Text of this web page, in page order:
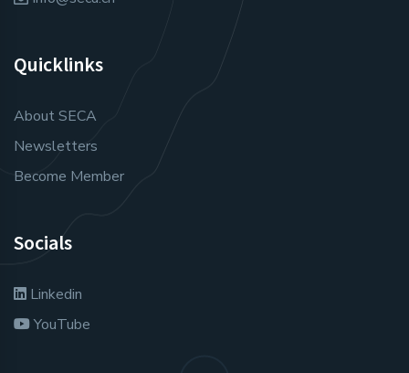
Quicklinks
About SECA
Newsletters
Become Member
Socials
Linkedin
YouTube